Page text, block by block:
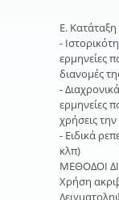
Ε.
-
ερμηνείες
διανομές
-
ερμηνείες
χρήσεις την
- Ειδικά
κλπ)
ΜΕΘΟΔΟΙ
Χρήση